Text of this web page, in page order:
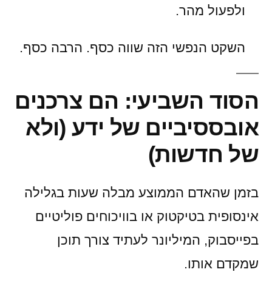
ולפעול מהר.
השקט הנפשי הזה שווה כסף. הרבה כסף.
הסוד השביעי: הם צרכנים
אובססיביים של ידע (ולא
של חדשות)
בזמן שהאדם הממוצע מבלה שעות בגלילה
אינסופית בטיקטוק או בוויכוחים פוליטיים
בפייסבוק, המיליונר לעתיד צורך תוכן
שמקדם אותו.